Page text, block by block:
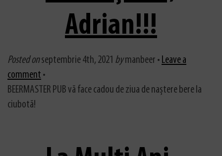
Adrian!!!
Posted onseptembrie 4th, 2021 bymanbeer • Leave a
comment •
BEERMASTER PUB vă face cadou de ziua de naștere bere la
ciubotă!